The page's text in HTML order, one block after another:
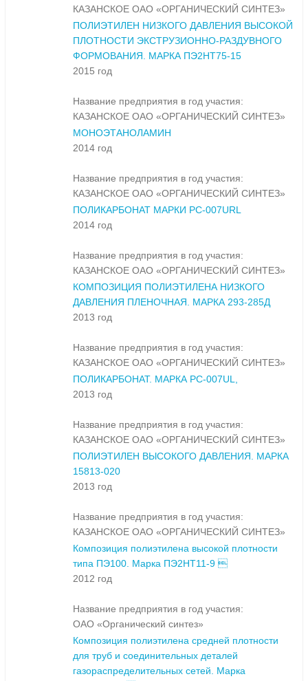
КАЗАНСКОЕ ОАО «ОРГАНИЧЕСКИЙ СИНТЕЗ»
ПОЛИЭТИЛЕН НИЗКОГО ДАВЛЕНИЯ ВЫСОКОЙ
ПЛОТНОСТИ ЭКСТРУЗИОННО-РАЗДУВНОГО
ФОРМОВАНИЯ. МАРКА ПЭ2НТ75-15
2015 год
Название предприятия в год участия:
КАЗАНСКОЕ ОАО «ОРГАНИЧЕСКИЙ СИНТЕЗ»
МОНОЭТАНОЛАМИН
2014 год
Название предприятия в год участия:
КАЗАНСКОЕ ОАО «ОРГАНИЧЕСКИЙ СИНТЕЗ»
ПОЛИКАРБОНАТ МАРКИ PC-007URL
2014 год
Название предприятия в год участия:
КАЗАНСКОЕ ОАО «ОРГАНИЧЕСКИЙ СИНТЕЗ»
КОМПОЗИЦИЯ ПОЛИЭТИЛЕНА НИЗКОГО
ДАВЛЕНИЯ ПЛЕНОЧНАЯ. МАРКА 293-285Д
2013 год
Название предприятия в год участия:
КАЗАНСКОЕ ОАО «ОРГАНИЧЕСКИЙ СИНТЕЗ»
ПОЛИКАРБОНАТ. МАРКА PC-007UL,
2013 год
Название предприятия в год участия:
КАЗАНСКОЕ ОАО «ОРГАНИЧЕСКИЙ СИНТЕЗ»
ПОЛИЭТИЛЕН ВЫСОКОГО ДАВЛЕНИЯ. МАРКА
15813-020
2013 год
Название предприятия в год участия:
КАЗАНСКОЕ ОАО «ОРГАНИЧЕСКИЙ СИНТЕЗ»
Композиция полиэтилена высокой плотности
типа ПЭ100. Марка ПЭ2НТ11-9 
2012 год
Название предприятия в год участия:
ОАО «Органический синтез»
Композиция полиэтилена средней плотности
для труб и соединительных деталей
газораспределительных сетей. Марка